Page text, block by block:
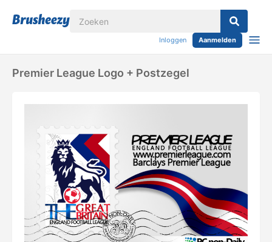
Inloggen Aanmelden
Premier League Logo + Postzegel